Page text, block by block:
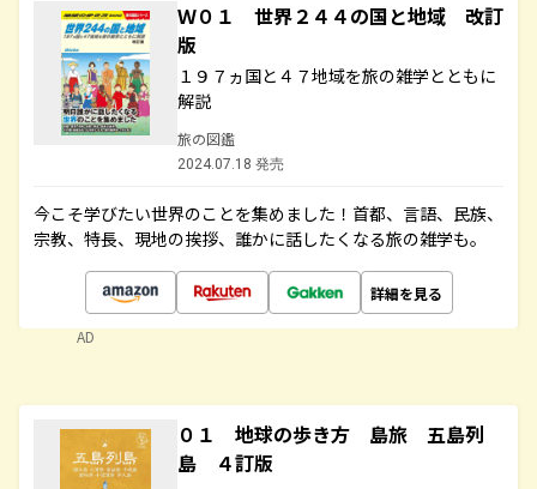
Ｗ０１ 世界２４４の国と地域 改訂
版
１９７ヵ国と４７地域を旅の雑学とともに
解説
旅の図鑑
2024.07.18 発売
今こそ学びたい世界のことを集めました！首都、言語、民族、
宗教、特長、現地の挨拶、誰かに話したくなる旅の雑学も。
詳細を見る
AD
０１ 地球の歩き方 島旅 五島列
島 ４訂版